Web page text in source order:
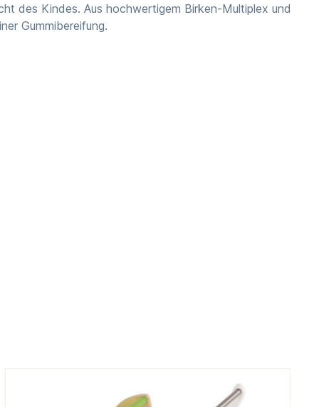
des Kindes. Aus hochwertigem Birken-Multiplex und
Gummibereifung.